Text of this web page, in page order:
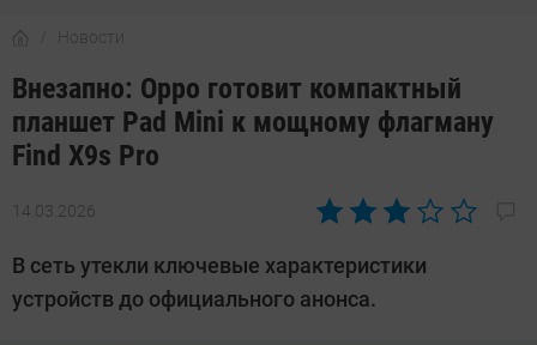
Новости
Внезапно: Oppo готовит компактный
планшет Pad Mini к мощному флагману
Find X9s Pro
14.03.2026
Автор:
Довлатова
В сеть утекли ключевые характеристики
устройств до официального анонса.